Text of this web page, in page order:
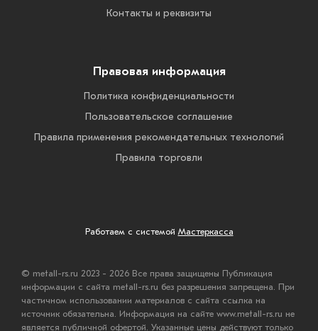
Контакты и реквизиты
Правовая информация
Политика конфиденциальности
Пользовательское соглашение
Правила применения рекомендательных технологий
Правила торговли
Работаем с системой Мастеркасса
© metall-rs.ru 2023 - 2026 Все права защищены Публикация
информации с сайта metall-rs.ru без разрешения запрещена. При
частичном использовании материалов с сайта ссылка на
источник обязательна. Информация на сайте www.metall-rs.ru не
является публичной офертой. Указанные цены действуют только